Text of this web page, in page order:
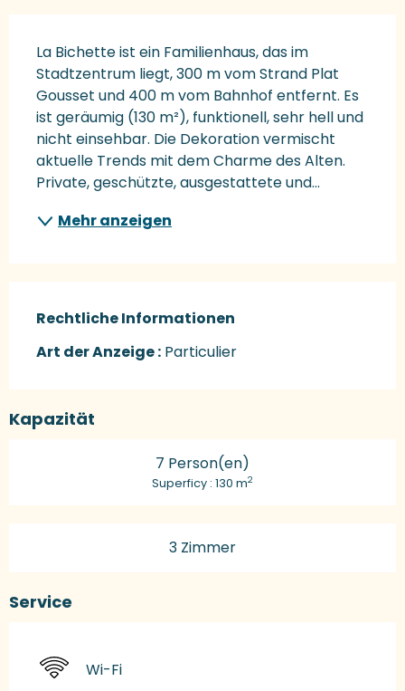
La Bichette ist ein Familienhaus, das im
Stadtzentrum liegt, 300 m vom Strand Plat
Gousset und 400 m vom Bahnhof entfernt. Es
ist geräumig (130 m²), funktionell, sehr hell und
nicht einsehbar. Die Dekoration vermischt
aktuelle Trends mit dem Charme des Alten.
Private, geschützte, ausgestattete und...
Mehr anzeigen
Rechtliche Informationen
Rechtliche Informationen
Art der Anzeige : Particulier
Kapazität
7 Person(en)
Superficy : 130 m2
3 Zimmer
Service
Wi-Fi